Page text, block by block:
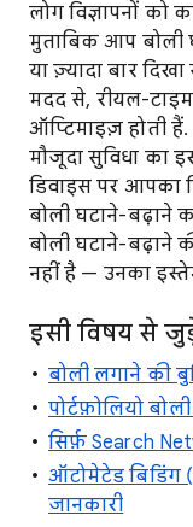
लोग विज्ञापनों
मुताबिक आप बोली
या ज़्यादा बार
मदद से, रीयल-
ऑप्टिमाइज़ होती
मौजूदा सुविधा का
डिवाइस पर आपका
बोली घटाने-बढ़ाने
बोली घटाने-बढ़ाने
नहीं है — उनका
इसी विषय से
बोली लगाने की
पोर्टफ़ोलियो
सिर्फ़ Search
ऑटोमेटेड बिडिंग
जानकारी